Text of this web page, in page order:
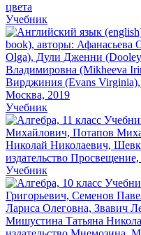
Учебник
Учебник
Учебник